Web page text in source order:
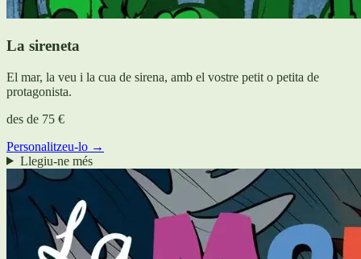
La sireneta
El mar, la veu i la cua de sirena, amb el vostre petit o petita de
protagonista.
des de 75 €
Personalitzeu-lo →
Llegiu-ne més